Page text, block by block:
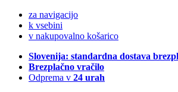
za navigacijo
k vsebini
v nakupovalno košarico
Slovenija: standardna dostava
Brezplačno vračilo
Odprema v 24 urah